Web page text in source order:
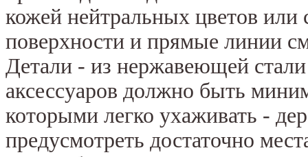
кожей нейтральных цветов
поверхности и прямые линии
Детали - из нержавеющей
аксессуаров должно быть
которыми легко ухаживать -
предусмотреть достаточно